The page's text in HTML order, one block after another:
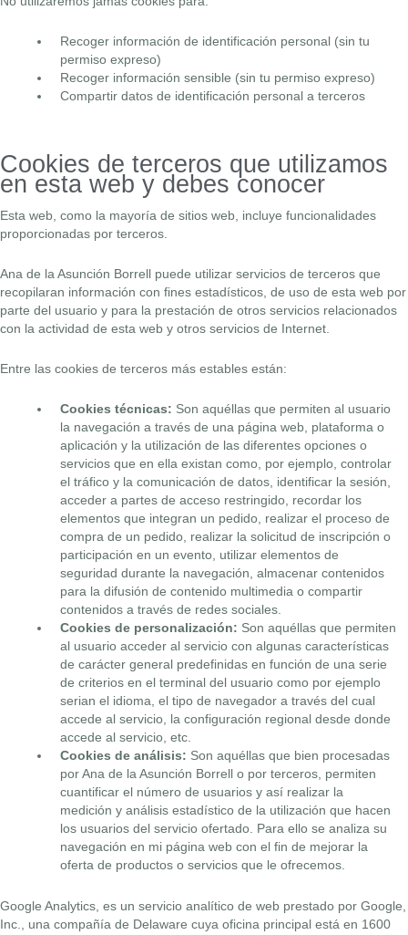
Recoger información de identificación personal (sin tu
permiso expreso)
Recoger información sensible (sin tu permiso expreso)
Compartir datos de identificación personal a terceros
Cookies de terceros que utilizamos
en esta web y debes conocer
Esta web, como la mayoría de sitios web, incluye funcionalidades
proporcionadas por terceros.
Ana de la Asunción Borrell puede utilizar servicios de terceros que
recopilaran información con fines estadísticos, de uso de esta web por
parte del usuario y para la prestación de otros servicios relacionados
con la actividad de esta web y otros servicios de Internet.
Entre las cookies de terceros más estables están:
Cookies técnicas: Son aquéllas que permiten al usuario
la navegación a través de una página web, plataforma o
aplicación y la utilización de las diferentes opciones o
servicios que en ella existan como, por ejemplo, controlar
el tráfico y la comunicación de datos, identificar la sesión,
acceder a partes de acceso restringido, recordar los
elementos que integran un pedido, realizar el proceso de
compra de un pedido, realizar la solicitud de inscripción o
participación en un evento, utilizar elementos de
seguridad durante la navegación, almacenar contenidos
para la difusión de contenido multimedia o compartir
contenidos a través de redes sociales.
Cookies de personalización: Son aquéllas que permiten
al usuario acceder al servicio con algunas características
de carácter general predefinidas en función de una serie
de criterios en el terminal del usuario como por ejemplo
serian el idioma, el tipo de navegador a través del cual
accede al servicio, la configuración regional desde donde
accede al servicio, etc.
Cookies de análisis: Son aquéllas que bien procesadas
por Ana de la Asunción Borrell o por terceros, permiten
cuantificar el número de usuarios y así realizar la
medición y análisis estadístico de la utilización que hacen
los usuarios del servicio ofertado. Para ello se analiza su
navegación en mi página web con el fin de mejorar la
oferta de productos o servicios que le ofrecemos.
Google Analytics, es un servicio analítico de web prestado por Google,
Inc., una compañía de Delaware cuya oficina principal está en 1600